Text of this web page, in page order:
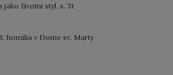
jako životní styl. s. 31
homília v Dome sv. Marty